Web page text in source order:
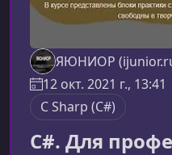
ЯЮНИОР
12 окт. 2021 г., 13:41
C Sharp (C#)
C#. Для